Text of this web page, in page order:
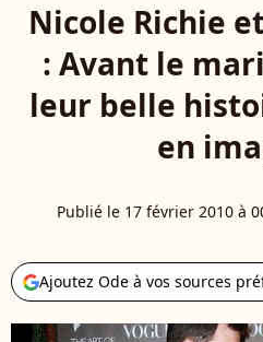
Nicole Richie
: Avant le
leur belle
en
Publié le 17 février 2010 à
Ajoutez Ode à vos sources